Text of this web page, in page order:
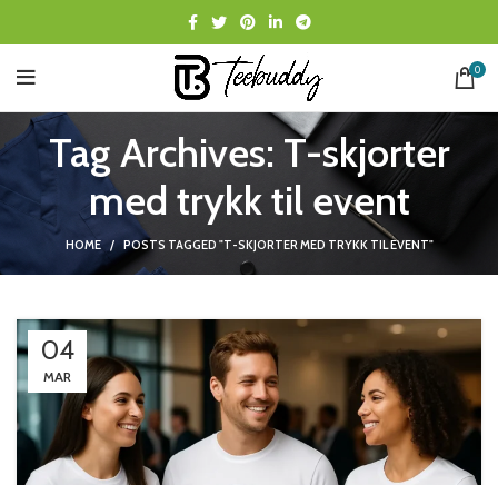
0
Tag Archives: T-skjorter
med trykk til event
HOME POSTS TAGGED "T-SKJORTER MED TRYKK TIL EVENT"
04
MAR